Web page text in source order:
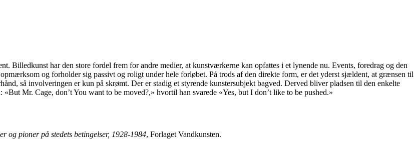
Billedkunst har den store fordel frem for andre medier, at kunstværkerne kan opfattes i et lynende nu. Events, foredrag og den
og forholder sig passivt og roligt under hele forløbet. På trods af den direkte form, er det yderst sjældent, at grænsen til
så involveringen er kun på skrømt. Der er stadig et styrende kunstersubjekt bagved. Derved bliver pladsen til den enkelte
Mr. Cage, don’t You want to be moved?,» hvortil han svarede «Yes, but I don’t like to be pushed.»
og pioner på stedets betingelser, 1928-1984, Forlaget Vandkunsten.